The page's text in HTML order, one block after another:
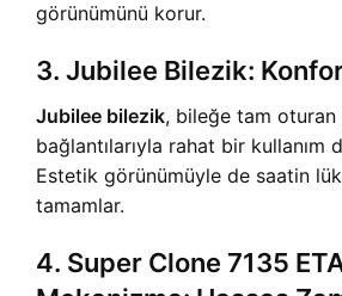
görünümünü korur.
3. Jubilee Bilezik:
Jubilee bilezik, bileğe tam oturan
bağlantılarıyla rahat bir kullanım
Estetik görünümüyle de saatin
tamamlar.
4. Super Clone 7135